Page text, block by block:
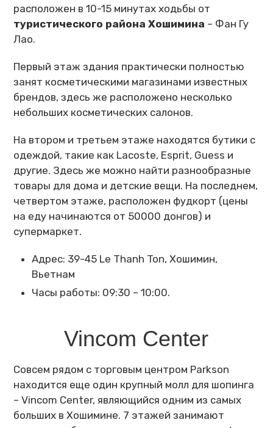
расположен в 10-15 минутах ходьбы от
туристического района Хошимина – Фан Гу
Лао.
Первый этаж здания практически полностью
занят косметическими магазинами известных
брендов, здесь же расположено несколько
небольших косметических салонов.
На втором и третьем этаже находятся бутики с
одеждой, такие как Lacoste, Esprit, Guess и
другие. Здесь же можно найти разнообразные
товары для дома и детские вещи. На последнем,
четвертом этаже, расположен фудкорт (цены
на еду начинаются от 50000 донгов) и
супермаркет.
Адрес: 39-45 Le Thanh Ton, Хошимин,
Вьетнам
Часы работы: 09:30 – 10:00.
Vincom Center
Совсем рядом с торговым центром Parkson
находится еще один крупный молл для шопинга
– Vincom Center, являющийся одним из самых
больших в Хошимине. 7 этажей занимают